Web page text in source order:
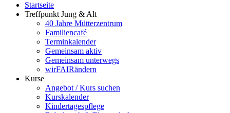
Startseite
Treffpunkt Jung & Alt
40 Jahre Mütterzentrum
Familiencafé
Terminkalender
Gemeinsam aktiv
Gemeinsam unterwegs
wirFAIRändern
Kurse
Angebot / Kurs suchen
Kurskalender
Kindertagespflege